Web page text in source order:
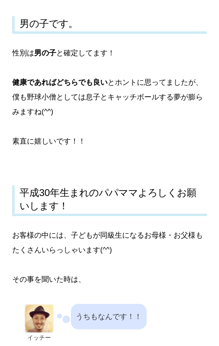
男の子です。
性別は男の子と確定してます！
健康であればどちらでも良いとホントに思ってましたが、
僕も野球小僧としては息子とキャッチボールする夢が膨ら
みますね(^^)
素直に嬉しいです！！
平成30年生まれのパパママよろしくお願
いします！
お客様の中には、子どもが同級生になるお母様・お父様も
たくさんいらっしゃいます(^^)
その事を聞いた時は、
イッチー
うちもなんです！！